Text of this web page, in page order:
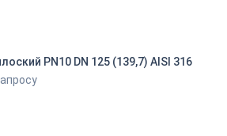
PN10 DN 125 (139,7) AISI 316